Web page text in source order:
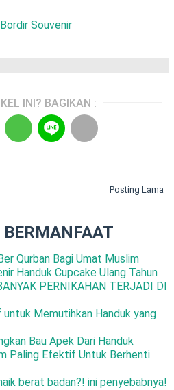
Souvenir
INI? BAGIKAN :
Posting Lama
Qurban Bagi Umat Muslim
Handuk Cupcake Ulang Tahun
PERNIKAHAN TERJADI DI
Memutihkan Handuk yang
Bau Apek Dari Handuk
Paling Efektif Untuk Berhenti
berat badan?! ini penyebabnya!